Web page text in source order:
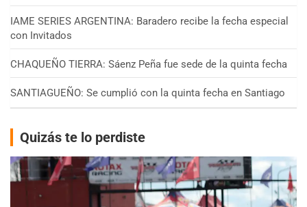
IAME SERIES ARGENTINA: Baradero recibe la fecha especial
con Invitados
CHAQUEÑO TIERRA: Sáenz Peña fue sede de la quinta fecha
SANTIAGUEÑO: Se cumplió con la quinta fecha en Santiago
Quizás te lo perdiste